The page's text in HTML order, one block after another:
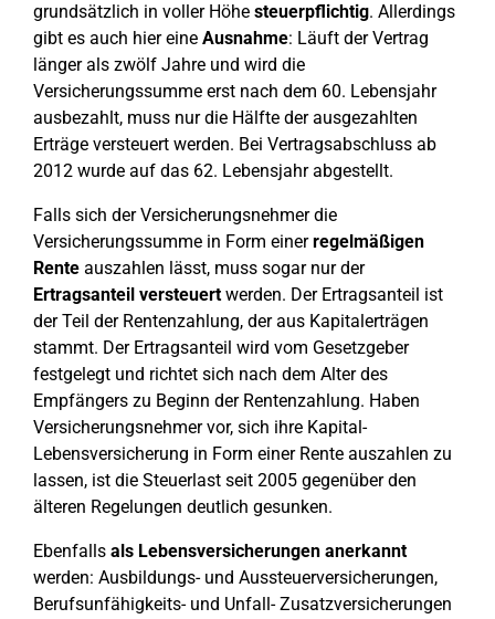
grundsätzlich in voller Höhe steuerpflichtig. Allerdings
gibt es auch hier eine Ausnahme: Läuft der Vertrag
länger als zwölf Jahre und wird die
Versicherungssumme erst nach dem 60. Lebensjahr
ausbezahlt, muss nur die Hälfte der ausgezahlten
Erträge versteuert werden. Bei Vertragsabschluss ab
2012 wurde auf das 62. Lebensjahr abgestellt.
Falls sich der Versicherungsnehmer die
Versicherungssumme in Form einerregelmäßigen
Rente auszahlen lässt, muss sogar nur der
Ertragsanteil versteuertwerden. Der Ertragsanteil ist
der Teil der Rentenzahlung, der aus Kapitalerträgen
stammt. Der Ertragsanteil wird vom Gesetzgeber
festgelegt und richtet sich nach dem Alter des
Empfängers zu Beginn der Rentenzahlung. Haben
Versicherungsnehmer vor, sich ihre Kapital-
Lebensversicherung in Form einer Rente auszahlen zu
lassen, ist die Steuerlast seit 2005 gegenüber den
älteren Regelungen deutlich gesunken.
Ebenfalls als Lebensversicherungen anerkannt
werden: Ausbildungs- und Aussteuerversicherungen,
Berufsunfähigkeits- und Unfall- Zusatzversicherungen